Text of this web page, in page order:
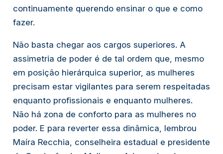
continuamente querendo ensinar o que e como
fazer.
Não basta chegar aos cargos superiores. A
assimetria de poder é de tal ordem que, mesmo
em posição hierárquica superior, as mulheres
precisam estar vigilantes para serem respeitadas
enquanto profissionais e enquanto mulheres.
Não há zona de conforto para as mulheres no
poder. E para reverter essa dinâmica, lembrou
Maíra Recchia, conselheira estadual e presidente